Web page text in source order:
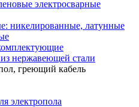
электросварные
никелированные, латунные
нержавеющей стали
греющий кабель
электропола